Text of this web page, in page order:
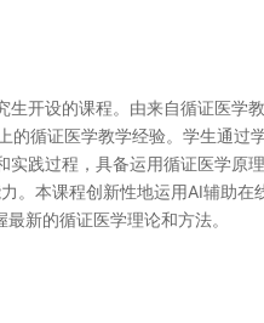
生开设的课程。由来自循证医学
的循证医学教学经验。学生通过
实践过程，具备运用循证医学原
。本课程创新性地运用AI辅助在
新的循证医学理论和方法。